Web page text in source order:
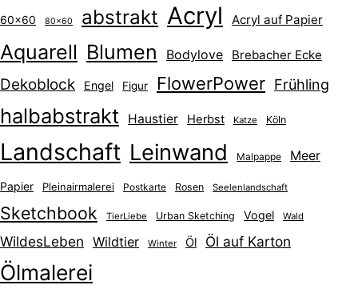
60x60 80x60 abstrakt Acryl Acryl auf Papier
Aquarell Blumen Bodylove Brebacher Ecke
Dekoblock Engel Figur FlowerPower Frühling
halbabstrakt Haustier Herbst Katze Köln
Landschaft Leinwand Malpappe Meer
Papier Pleinairmalerei Postkarte Rosen Seelenlandschaft
Sketchbook TierLiebe Urban Sketching Vogel Wald
WildesLeben Wildtier Winter Öl Öl auf Karton
Ölmalerei